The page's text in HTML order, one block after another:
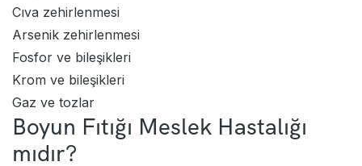
Cıva zehirlenmesi
Arsenik zehirlenmesi
Fosfor ve bileşikleri
Krom ve bileşikleri
Gaz ve tozlar
Boyun Fıtığı Meslek Hastalığı
mıdır?